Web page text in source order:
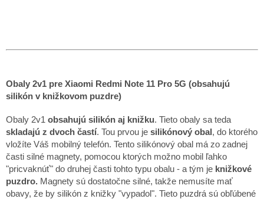
Obaly 2v1 pre Xiaomi Redmi Note 11 Pro 5G (obsahujú
silikón v knižkovom puzdre)
Obaly 2v1 obsahujú silikón aj knižku. Tieto obaly sa teda
skladajú z dvoch častí. Tou prvou je silikónový obal , do ktorého
vložíte Váš mobilný telefón. Tento silikónový obal má zo zadnej
časti silné magnety, pomocou ktorých možno mobil ľahko
"pricvaknúť" do druhej časti tohto typu obalu - a tým je knižkové
puzdro. Magnety sú dostatočne silné, takže nemusíte mať
obavy, že by silikón z knižky "vypadol". Tieto puzdrá sú obľúbené